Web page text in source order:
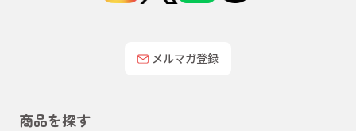
メルマガ登録
商品を探す